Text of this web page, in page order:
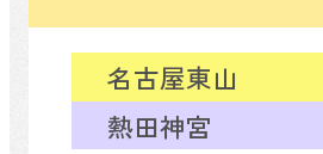
熱田神宮
名古屋東山